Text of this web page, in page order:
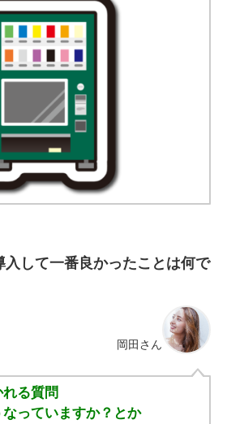
して一番良かったことは何で
岡田さん
る質問
っていますか？とか